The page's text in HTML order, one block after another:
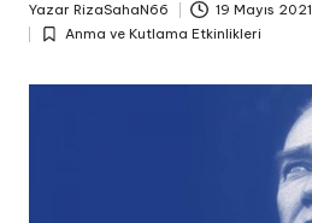
by
Yazar RizaSahaN66 19 Mayıs 2021
Posted
Anma ve Kutlama Etkinlikleri